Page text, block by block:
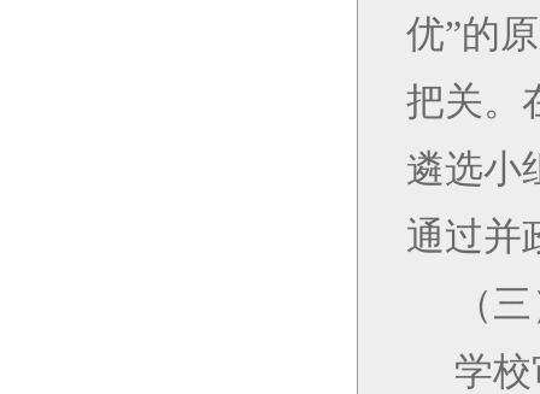
优”的
把关。
遴选小
通过并
（
学